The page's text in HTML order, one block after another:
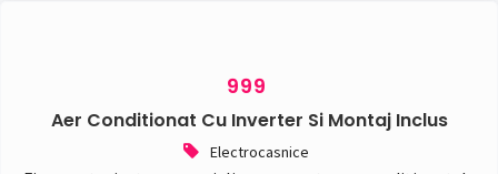
999
Aer Conditionat Cu Inverter Si Montaj Inclus
Electrocasnice